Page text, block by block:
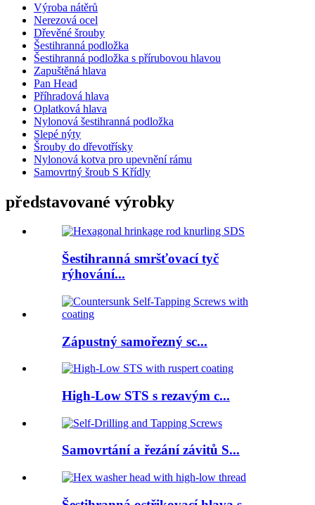
Výroba nátěrů
Nerezová ocel
Dřevěné šrouby
Šestihranná podložka
Šestihranná podložka s přírubovou hlavou
Zapuštěná hlava
Pan Head
Příhradová hlava
Oplatková hlava
Nylonová šestihranná podložka
Slepé nýty
Šrouby do dřevotřísky
Nylonová kotva pro upevnění rámu
Samovrtný šroub S Křídly
představované výrobky
Šestihranná smršťovací tyč
rýhování...
Zápustný samořezný sc...
High-Low STS s rezavým c...
Samovrtání a řezání závitů S...